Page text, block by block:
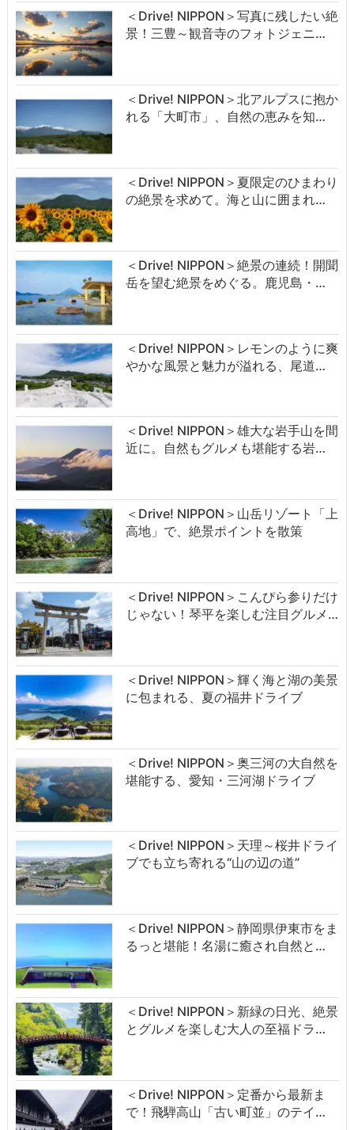
＜Drive! NIPPON＞写真に残したい絶
景！三豊～観音寺のフォトジェニ…
＜Drive! NIPPON＞北アルプスに抱か
れる「大町市」、自然の恵みを知…
＜Drive! NIPPON＞夏限定のひまわり
の絶景を求めて。海と山に囲まれ…
＜Drive! NIPPON＞絶景の連続！開聞
岳を望む絶景をめぐる。鹿児島・…
＜Drive! NIPPON＞レモンのように爽
やかな風景と魅力が溢れる、尾道…
＜Drive! NIPPON＞雄大な岩手山を間
近に。自然もグルメも堪能する岩…
＜Drive! NIPPON＞山岳リゾート「上
高地」で、絶景ポイントを散策
＜Drive! NIPPON＞こんぴら参りだけ
じゃない！琴平を楽しむ注目グルメ…
＜Drive! NIPPON＞輝く海と湖の美景
に包まれる、夏の福井ドライブ
＜Drive! NIPPON＞奥三河の大自然を
堪能する、愛知・三河湖ドライブ
＜Drive! NIPPON＞天理～桜井ドライ
ブでも立ち寄れる“山の辺の道”
＜Drive! NIPPON＞静岡県伊東市をま
るっと堪能！名湯に癒され自然と…
＜Drive! NIPPON＞新緑の日光、絶景
とグルメを楽しむ大人の至福ドラ…
＜Drive! NIPPON＞定番から最新ま
で！飛騨高山「古い町並」のテイ…